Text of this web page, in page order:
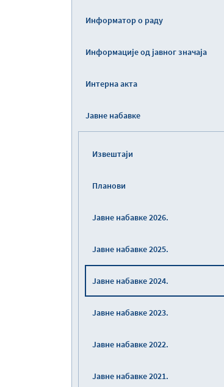
Информатор о раду
Информације од јавног значаја
Интерна акта
Јавне набавке
Извештаји
Планови
Јавне набавке 2026.
Јавне набавке 2025.
Јавне набавке 2024.
Јавне набавке 2023.
Јавне набавке 2022.
Јавне набавке 2021.